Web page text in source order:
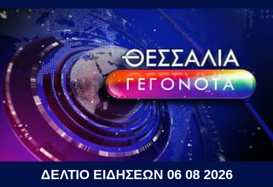
ΔΕΛΤΙΟ ΕΙΔΗΣΕΩΝ 06 08 2026